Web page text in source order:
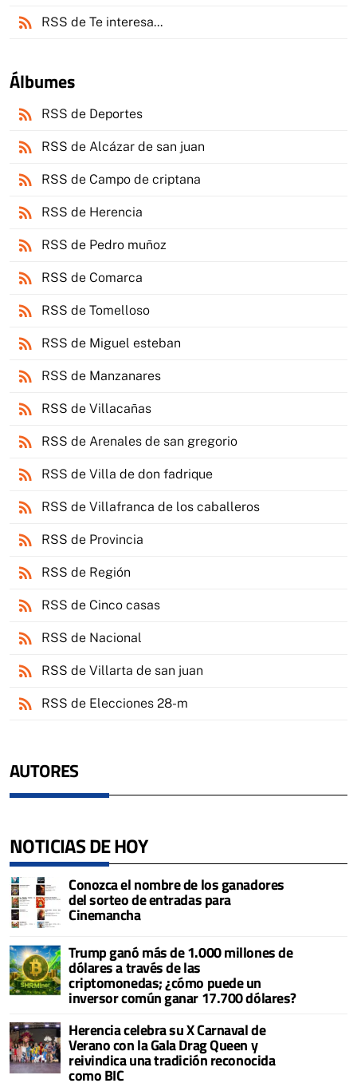
rss_feed RSS de Te interesa...
Álbumes
rss_feed RSS de Deportes
rss_feed RSS de Alcázar de san juan
rss_feed RSS de Campo de criptana
rss_feed RSS de Herencia
rss_feed RSS de Pedro muñoz
rss_feed RSS de Comarca
rss_feed RSS de Tomelloso
rss_feed RSS de Miguel esteban
rss_feed RSS de Manzanares
rss_feed RSS de Villacañas
rss_feed RSS de Arenales de san gregorio
rss_feed RSS de Villa de don fadrique
rss_feed RSS de Villafranca de los caballeros
rss_feed RSS de Provincia
rss_feed RSS de Región
rss_feed RSS de Cinco casas
rss_feed RSS de Nacional
rss_feed RSS de Villarta de san juan
rss_feed RSS de Elecciones 28-m
AUTORES
NOTICIAS DE HOY
Conozca el nombre de los ganadores
del sorteo de entradas para
Cinemancha
Trump ganó más de 1.000 millones de
dólares a través de las
criptomonedas; ¿cómo puede un
inversor común ganar 17.700 dólares?
Herencia celebra su X Carnaval de
Verano con la Gala Drag Queen y
reivindica una tradición reconocida
como BIC